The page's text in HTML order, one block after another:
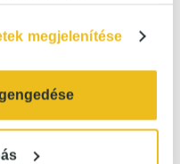
megjelenítése